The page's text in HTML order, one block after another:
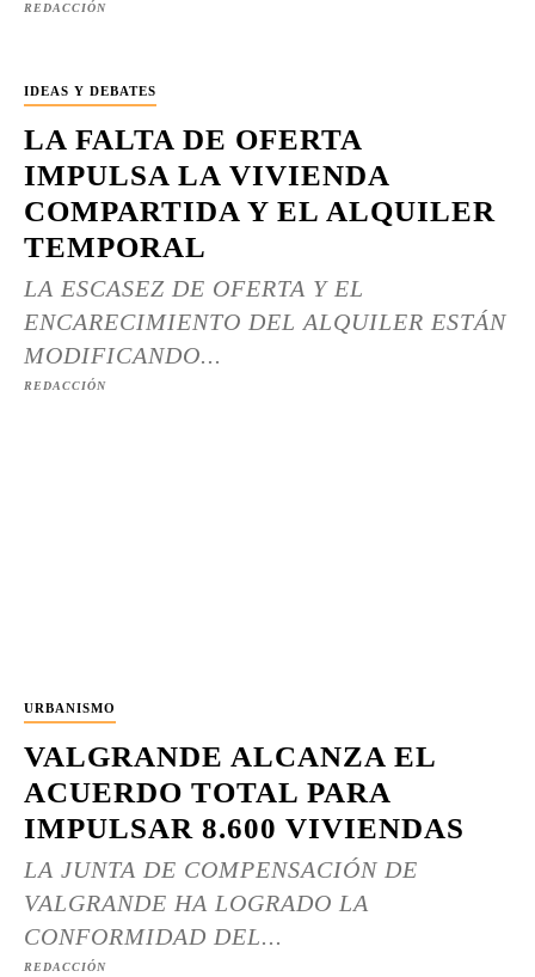
REDACCIÓN
IDEAS Y DEBATES
LA FALTA DE OFERTA
IMPULSA LA VIVIENDA
COMPARTIDA Y EL ALQUILER
TEMPORAL
LA ESCASEZ DE OFERTA Y EL
ENCARECIMIENTO DEL ALQUILER ESTÁN
MODIFICANDO...
REDACCIÓN
URBANISMO
VALGRANDE ALCANZA EL
ACUERDO TOTAL PARA
IMPULSAR 8.600 VIVIENDAS
LA JUNTA DE COMPENSACIÓN DE
VALGRANDE HA LOGRADO LA
CONFORMIDAD DEL...
REDACCIÓN